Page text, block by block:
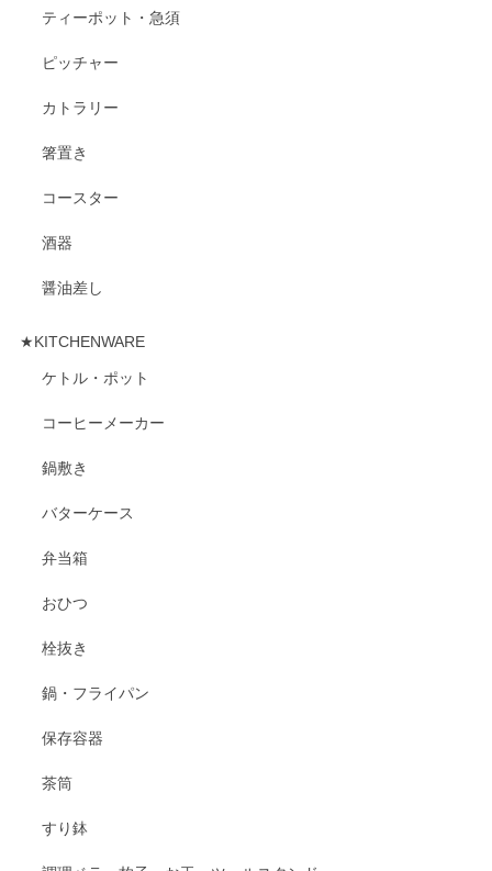
ティーポット・急須
ピッチャー
カトラリー
箸置き
コースター
酒器
醤油差し
★KITCHENWARE
ケトル・ポット
コーヒーメーカー
鍋敷き
バターケース
弁当箱
おひつ
栓抜き
鍋・フライパン
保存容器
茶筒
すり鉢